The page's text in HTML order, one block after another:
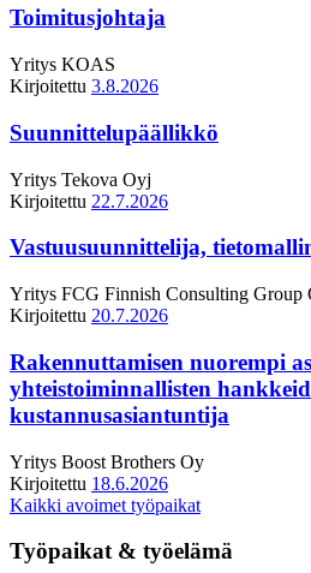
Toimitusjohtaja
Yritys KOAS
Kirjoitettu 3.8.2026
Suunnittelupäällikkö
Yritys Tekova Oyj
Kirjoitettu 22.7.2026
Vastuusuunnittelija,
Yritys FCG Finnish Consulting Group
Kirjoitettu 20.7.2026
Rakennuttamisen nuorempi
yhteistoiminnallisten
kustannusasiantuntija
Yritys Boost Brothers Oy
Kirjoitettu 18.6.2026
Kaikki avoimet työpaikat
Työpaikat & työelämä